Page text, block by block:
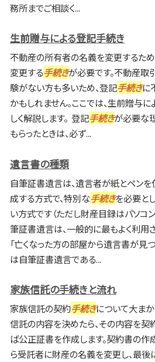
務所までご相談く...
生前贈与による登記手続き
不動産の所有者の名義を変更するた
変更する手続きが必要です。不動産取
験がない方も多いため、登記手続きに
かもしれません。ここでは、生前贈与に
しく解説します。 登記手続きが必要な
もらったときは、必ず...
遺言書の種類
自筆証書遺言は、遺言者が紙とペン
成する方式で、特別な手続きを必要と
い方式です（ただし財産目録はパソコ
筆証書遺言は、一般的に最もよく利用
「亡くなった方の部屋から遺言書が見
は自筆証書遺言である...
家族信託の手続きと流れ
家族信託の契約手続きについて大ま
信託の内容を決めたら、その内容を契
ば公正証書を作成します。契約書の作
ら受託者に財産の名義を変更し、最